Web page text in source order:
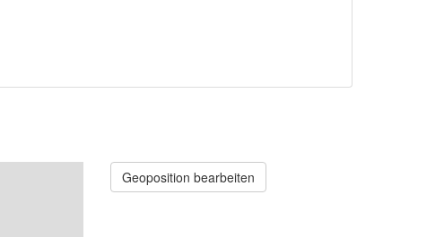
Geoposition bearbeiten